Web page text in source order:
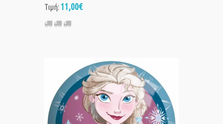
Τιμή: 11,00€